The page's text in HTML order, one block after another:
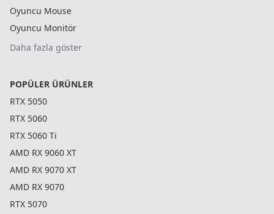
Oyuncu Mouse
Oyuncu Monitör
Daha fazla göster
POPÜLER ÜRÜNLER
RTX 5050
RTX 5060
RTX 5060 Ti
AMD RX 9060 XT
AMD RX 9070 XT
AMD RX 9070
RTX 5070